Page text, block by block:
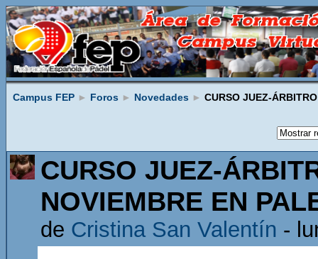
Campus FEP ► Foros ► Novedades ► CURSO JUEZ-
CURSO JUEZ-
NOVIEMBRE EN
de Cristina San Valentín -